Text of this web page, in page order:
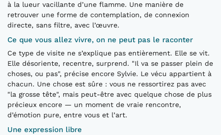
à la lueur vacillante d’une flamme. Une manière de
retrouver une forme de contemplation, de connexion
directe, sans filtre, avec l’œuvre.
Ce que vous allez vivre, on ne peut pas le raconter
Ce type de visite ne s’explique pas entièrement. Elle se vit.
Elle désoriente, recentre, surprend. "Il va se passer plein de
choses, ou pas", précise encore Sylvie. Le vécu appartient à
chacun. Une chose est sûre : vous ne ressortirez pas avec
"la grosse tête", mais peut-être avec quelque chose de plus
précieux encore — un moment de vraie rencontre,
d’émotion pure, entre vous et l’art.
Une expression libre